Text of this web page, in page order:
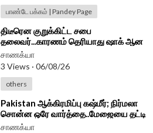
பாண்டே பக்கம் | Pandey Page
⁣திடீரென குறுக்கிட்ட சபை
தலைவர்...காரணம் தெரியாது ஷாக் ஆன
Sudhish | Parliament Session 2026
சாணக்யா
3 Views · 06/08/26
others
⁣Pakistan ஆக்கிரமிப்பு கஷ்மீர்; நிர்மலா
சொன்ன ஒரே வார்த்தை..மேஜையை தட்டி
BJPஆரவாரம் | Parliament 2026
சாணக்யா